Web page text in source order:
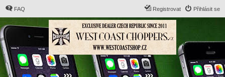
FAQ Přihlásit se
Registrovat